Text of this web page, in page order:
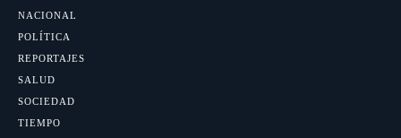
NACIONAL
POLÍTICA
REPORTAJES
SALUD
SOCIEDAD
TIEMPO